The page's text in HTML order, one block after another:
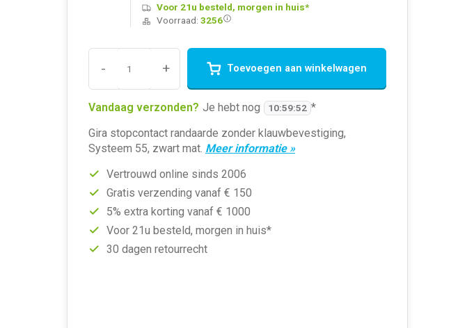
Voor 21u besteld, morgen in huis*
Voorraad: 3256
- + Toevoegen aan winkelwagen
Vandaag verzonden? Je hebt nog 10:59:52 *
Gira stopcontact randaarde zonder klauwbevestiging,
Systeem 55, zwart mat. Meer informatie »
Vertrouwd online sinds 2006
Gratis verzending vanaf € 150
5% extra korting vanaf € 1000
Voor 21u besteld, morgen in huis*
30 dagen retourrecht